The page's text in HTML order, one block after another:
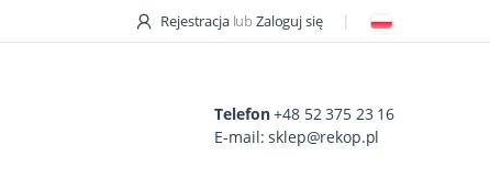
Rejestracja lub Zaloguj się
Telefon +48 52 375 23 16
E-mail:sklep@rekop.pl